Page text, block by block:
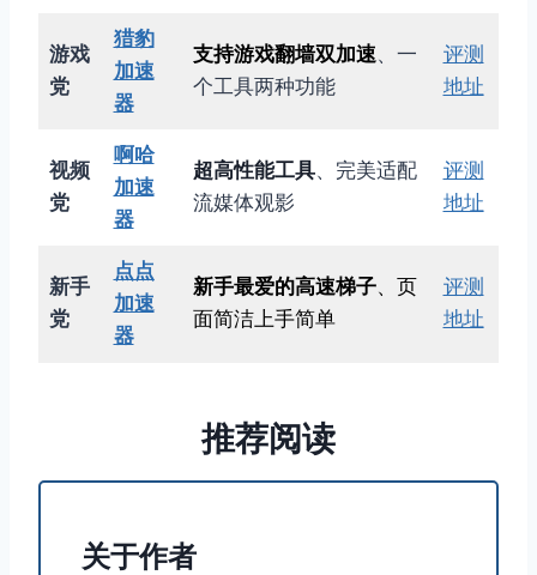
游戏
党
猎豹
加速
器
支持游戏翻墙双加速、一
个工具两种功能
评测
地址
视频
党
啊哈
加速
器
超高性能工具、完美适配
流媒体观影
评测
地址
新手
党
点点
加速
器
新手最爱的高速梯子、页
面简洁上手简单
评测
地址
推荐阅读
关于作者